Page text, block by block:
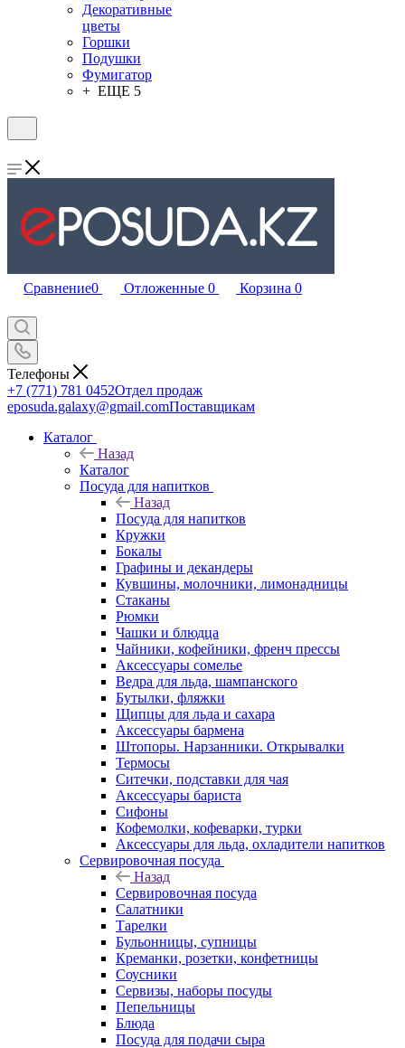
Декоративные
цветы
Горшки
Подушки
Фумигатор
+ ЕЩЕ 5
Сравнение0 Отложенные 0 Корзина 0
Телефоны
+7 (771) 781 0452Отдел продаж
eposuda.galaxy@gmail.comПоставщикам
Каталог
Назад
Каталог
Посуда для напитков
Назад
Посуда для напитков
Кружки
Бокалы
Графины и декандеры
Кувшины, молочники, лимонадницы
Стаканы
Рюмки
Чашки и блюдца
Чайники, кофейники, френч прессы
Аксессуары сомелье
Ведра для льда, шампанского
Бутылки, фляжки
Щипцы для льда и сахара
Аксессуары бармена
Штопоры. Нарзанники. Открывалки
Термосы
Ситечки, подставки для чая
Аксессуары бариста
Сифоны
Кофемолки, кофеварки, турки
Аксессуары для льда, охладители напитков
Сервировочная посуда
Назад
Сервировочная посуда
Салатники
Тарелки
Бульонницы, супницы
Креманки, розетки, конфетницы
Соусники
Сервизы, наборы посуды
Пепельницы
Блюда
Посуда для подачи сыра